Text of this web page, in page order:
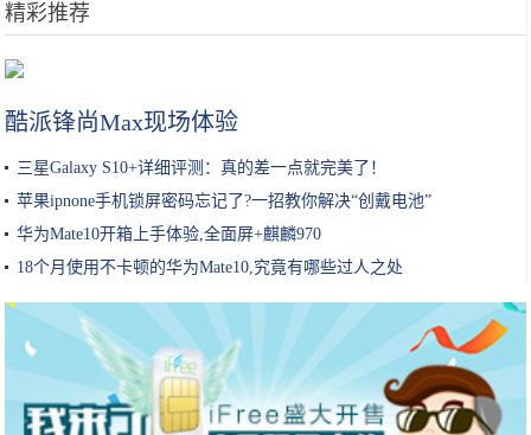
精彩推荐
酷派锋尚Max现场体验
三星Galaxy S10+详细评测：真的差一点就完美了！
苹果ipnone手机锁屏密码忘记了?一招教你解决“创戴电池”
华为Mate10开箱上手体验,全面屏+麒麟970
18个月使用不卡顿的华为Mate10,究竟有哪些过人之处